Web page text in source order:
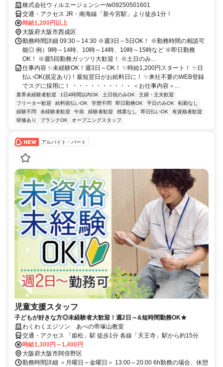
株式会社ウィルエージェンシー/w09250501601
交通・アクセス JR・南海線「新今宮駅」より徒歩1分！
時給1,200円以上
大阪府大阪市西成区
勤務時間詳細 09:30～14:30 ※週3日～5日OK！ ※勤務時間の相談可
能◎ 例）9時～14時、10時～14時、10時～15時など ※即日勤務
OK！ ※週5回勤務ガッツリ大歓迎！ ※土日のみ...
仕事内容 ✨未経験OK！週3日～OK！ ✨時給1,200円スタート！ ✨日
払いOK(規定あり)！最短翌日がお給料日に！ ✨来社不要のWEB登録
でスグに採用に！ ・・・・・・・・・・ ＜お仕事内容＞...
業界未経験者歓迎 1日4時間以内OK 土日祝のみOK
主婦・主夫歓迎
フリーター歓迎
給料前払いOK 学歴不問 即日勤務OK 平日のみOK
転勤なし
経験不問
未経験者歓迎 午前 経験者歓迎 残業なし 即日払いOK
有資格者歓迎
研修あり
ブランクOK オープニングスタッフ
アルバイト・パート
児童支援スタッフ
子どもが好きな方◎未経験者大歓迎！週2日～&短時間勤務OK★
わくわくエジソン あべの帝塚山教室
交通・アクセス 「姫松」駅 徒歩1分 各線「天王寺」駅から約15分
時給1,300円～1,400円
大阪府大阪市阿倍野区
勤務時間詳細 ＜月曜日～金曜日＞ 13:00～20:00 6h勤務の場合、休憩